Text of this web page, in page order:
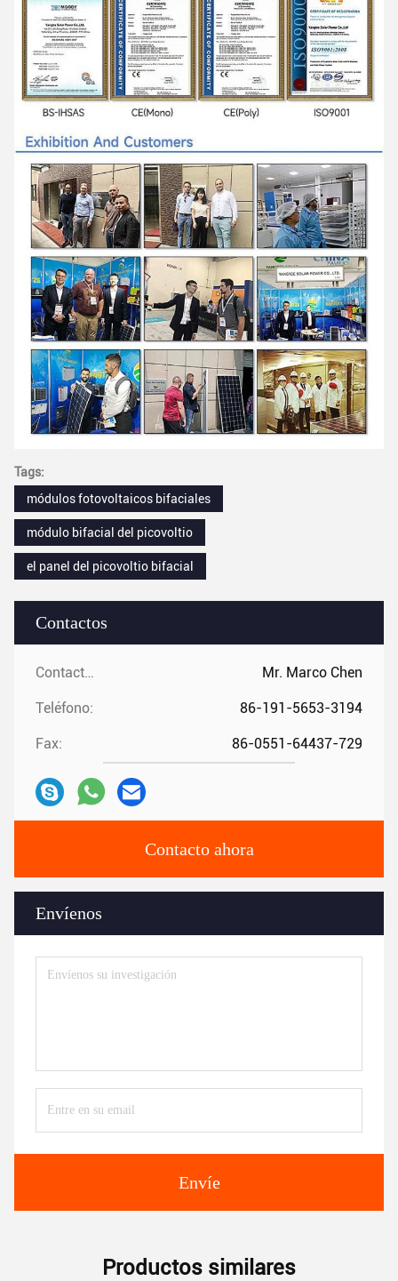
Contactos
Contactos: Mr. Marco Chen
Teléfono: 86-191-5653-3194
Fax: 86-0551-64437-729
Contacto ahora
Envíenos
Envíe
Tags:
módulos fotovoltaicos bifaciales
módulo bifacial del picovoltio
el panel del picovoltio bifacial
Productos similares